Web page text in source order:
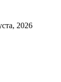
2026